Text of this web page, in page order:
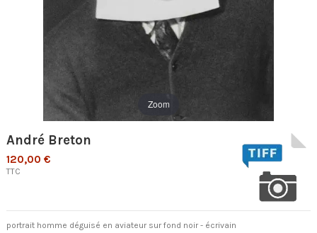
Zoom
André Breton
120,00 €
TTC
portrait homme déguisé en aviateur sur fond noir - écrivain